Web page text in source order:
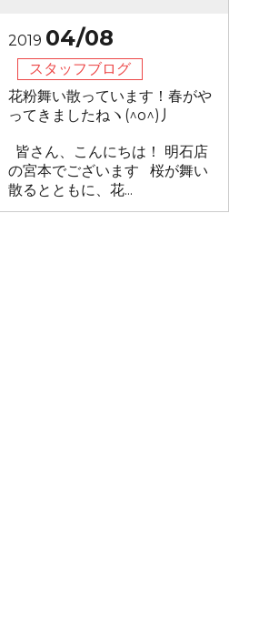
2019 04/08
スタッフブログ
花粉舞い散っています！春がや
ってきましたねヽ(^o^)丿
皆さん、こんにちは！ 明石店
の宮本でございます 桜が舞い
散るとともに、花...